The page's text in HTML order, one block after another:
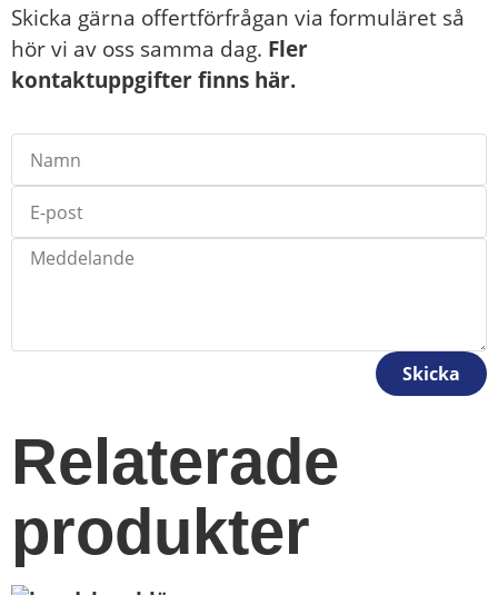
Skicka gärna offertförfrågan via formuläret så
hör vi av oss samma dag. Fler
kontaktuppgifter finns här.
Skicka
Relaterade
produkter